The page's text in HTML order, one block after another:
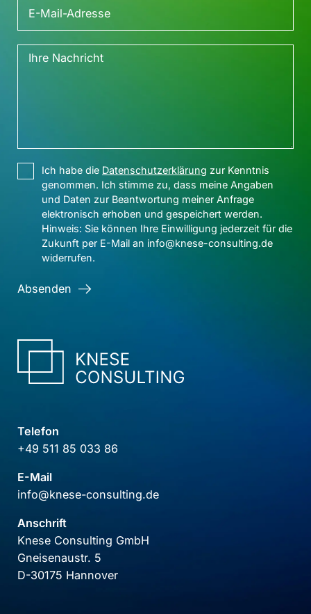
Ich habe die Datenschutzerklärung zur Kenntnis
genommen. Ich stimme zu, dass meine Angaben
und Daten zur Beantwortung meiner Anfrage
elektronisch erhoben und gespeichert werden.
Hinweis: Sie können Ihre Einwilligung jederzeit für die
Zukunft per E-Mail an info@knese-consulting.de
widerrufen.
Absenden
Telefon
+49 511 85 033 86
E-Mail
info@knese-consulting.de
Anschrift
Knese Consulting GmbH
Gneisenaustr. 5
D-30175 Hannover